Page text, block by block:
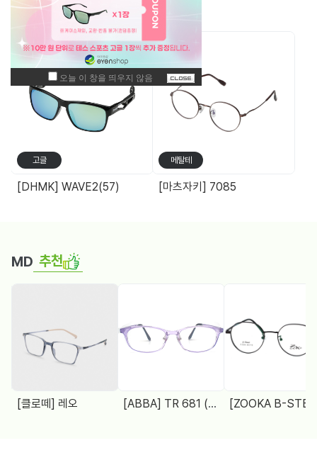
주간 최고 매출 상품
고글
[DHMK] WAVE2(57)
메탈테
[마츠자키] 7085
MD 추천
[클로떼] 레오 [ABBA] TR 681 (48□18 138)